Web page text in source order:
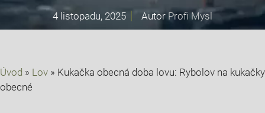
4 listopadu, 2025 Autor Profi Mysl
Úvod » Lov » Kukačka obecná doba lovu: Rybolov na kukačky
obecné